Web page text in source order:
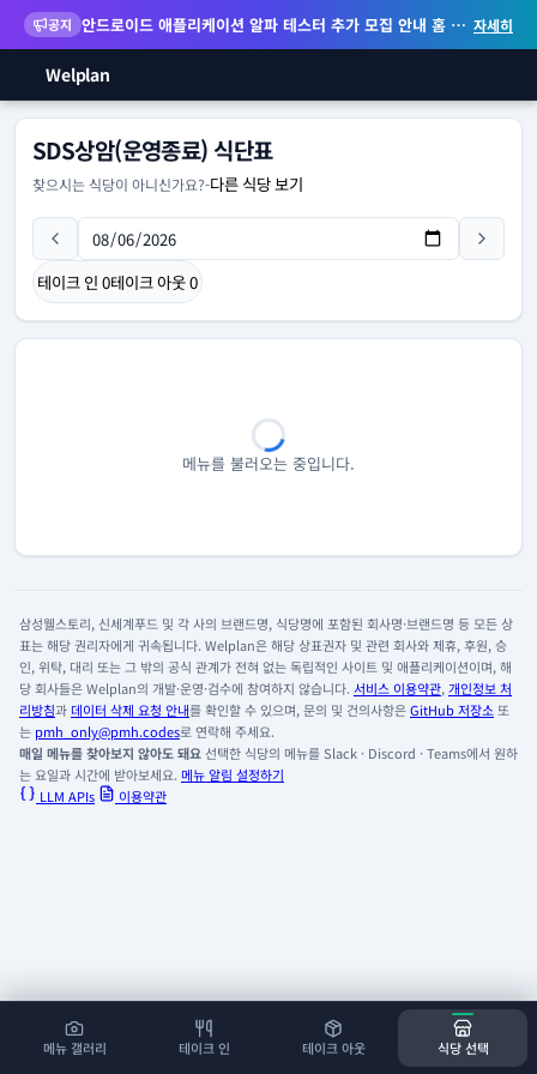
공지 안드로이드 애플리케이션 알파 테스터 추가 모집 안내 홈 화면 위젯 등 지원 자세히
Welplan
메뉴 갤러리 테이크 인 테이크 아웃 식당 선택
SDS상암(운영종료) 식단표
찾으시는 식당이 아니신가요?-다른 식당 보기
테이크 인 0테이크 아웃0
메뉴를 불러오는 중입니다.
삼성웰스토리, 신세계푸드 및 각 사의 브랜드명, 식당명에 포함된 회사명·브랜드명 등 모든 상
표는 해당 권리자에게 귀속됩니다. Welplan은 해당 상표권자 및 관련 회사와 제휴, 후원, 승
인, 위탁, 대리 또는 그 밖의 공식 관계가 전혀 없는 독립적인 사이트 및 애플리케이션이며, 해
당 회사들은 Welplan의 개발·운영·검수에 참여하지 않습니다. 서비스 이용약관, 개인정보 처
리방침과데이터 삭제 요청 안내를 확인할 수 있으며, 문의 및 건의사항은GitHub 저장소 또
는 pmh_only@pmh.codes로 연락해 주세요.
매일 메뉴를 찾아보지 않아도 돼요선택한 식당의 메뉴를 Slack · Discord · Teams에서 원하
는 요일과 시간에 받아보세요. 메뉴 알림 설정하기
LLM APIs
이용약관